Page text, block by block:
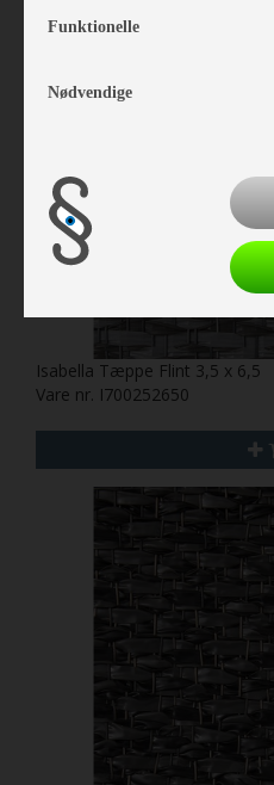
Isabella Tæppe Flint 3,5 x 6,5
Vare nr. I700252650
Funktionelle
Nødvendige